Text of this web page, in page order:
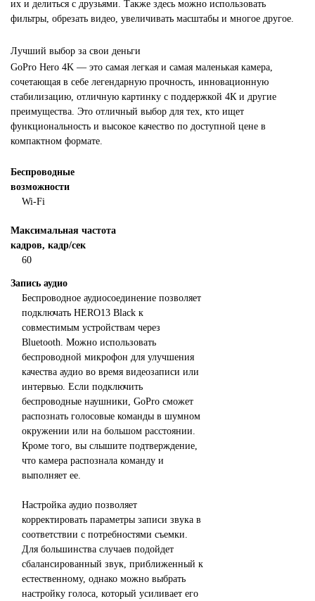
их и делиться с друзьями. Также здесь можно использовать
фильтры, обрезать видео, увеличивать масштабы и многое другое.
Лучший выбор за свои деньги
GoPro Hero 4K — это самая легкая и самая маленькая камера,
сочетающая в себе легендарную прочность, инновационную
стабилизацию, отличную картинку с поддержкой 4К и другие
преимущества. Это отличный выбор для тех, кто ищет
функциональность и высокое качество по доступной цене в
компактном формате.
Беспроводные
возможности
Wi-Fi
Максимальная частота
кадров, кадр/сек
60
Запись аудио
Беспроводное аудиосоединение позволяет
подключать HERO13 Black к
совместимым устройствам через
Bluetooth. Можно использовать
беспроводной микрофон для улучшения
качества аудио во время видеозаписи или
интервью. Если подключить
беспроводные наушники, GoPro сможет
распознать голосовые команды в шумном
окружении или на большом расстоянии.
Кроме того, вы слышите подтверждение,
что камера распознала команду и
выполняет ее.
Настройка аудио позволяет
корректировать параметры записи звука в
соответствии с потребностями съемки.
Для большинства случаев подойдет
сбалансированный звук, приближенный к
естественному, однако можно выбрать
настройку голоса, который усиливает его